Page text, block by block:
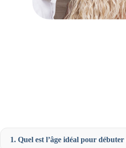
1. Quel est l’âge idéal pour